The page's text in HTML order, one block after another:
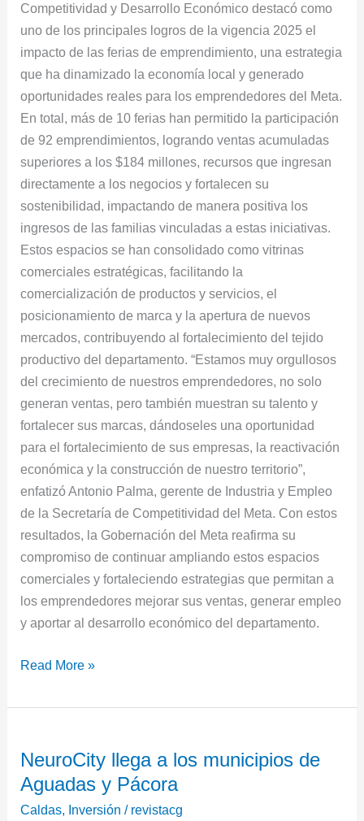
Competitividad y Desarrollo Económico destacó como
uno de los principales logros de la vigencia 2025 el
impacto de las ferias de emprendimiento, una estrategia
que ha dinamizado la economía local y generado
oportunidades reales para los emprendedores del Meta.
En total, más de 10 ferias han permitido la participación
de 92 emprendimientos, logrando ventas acumuladas
superiores a los $184 millones, recursos que ingresan
directamente a los negocios y fortalecen su
sostenibilidad, impactando de manera positiva los
ingresos de las familias vinculadas a estas iniciativas.
Estos espacios se han consolidado como vitrinas
comerciales estratégicas, facilitando la
comercialización de productos y servicios, el
posicionamiento de marca y la apertura de nuevos
mercados, contribuyendo al fortalecimiento del tejido
productivo del departamento. “Estamos muy orgullosos
del crecimiento de nuestros emprendedores, no solo
generan ventas, pero también muestran su talento y
fortalecer sus marcas, dándoseles una oportunidad
para el fortalecimiento de sus empresas, la reactivación
económica y la construcción de nuestro territorio”,
enfatizó Antonio Palma, gerente de Industria y Empleo
de la Secretaría de Competitividad del Meta. Con estos
resultados, la Gobernación del Meta reafirma su
compromiso de continuar ampliando estos espacios
comerciales y fortaleciendo estrategias que permitan a
los emprendedores mejorar sus ventas, generar empleo
y aportar al desarrollo económico del departamento.
Read More »
NeuroCity llega a los municipios de
Aguadas y Pácora
Caldas, Inversión / revistacg
llega
a
los